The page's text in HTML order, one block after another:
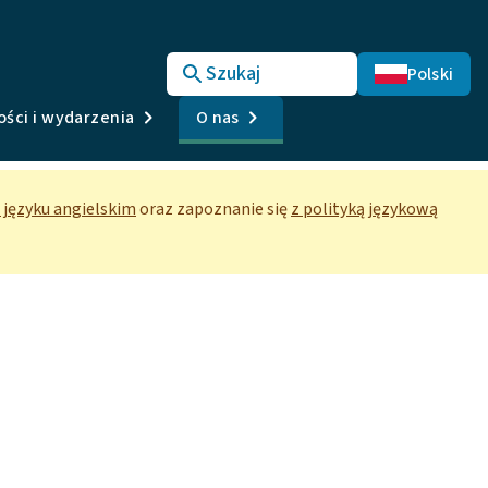
Szukaj
Polski
i wydarzenia
O nas
angielskimoraz zapoznanie sięz polityką językową